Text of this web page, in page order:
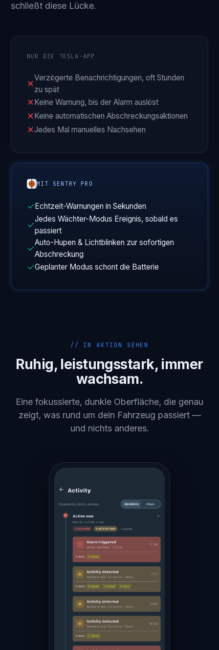
schließt diese Lücke.
NUR DIE TESLA-APP
✕
Verzögerte Benachrichtigungen, oft Stunden
zu spät
✕Keine Warnung, bis der Alarm auslöst
✕Keine automatischen Abschreckungsaktionen
✕Jedes Mal manuelles Nachsehen
MIT SENTRY PRO
✓Echtzeit-Warnungen in Sekunden
✓
Jedes Wächter-Modus Ereignis, sobald es
passiert
✓
Auto-Hupen & Lichtblinken zur sofortigen
Abschreckung
✓Geplanter Modus schont die Batterie
// IN AKTION SEHEN
Ruhig, leistungsstark, immer
wachsam.
Eine fokussierte, dunkle Oberfläche, die genau
zeigt, was rund um dein Fahrzeug passiert —
und nichts anderes.